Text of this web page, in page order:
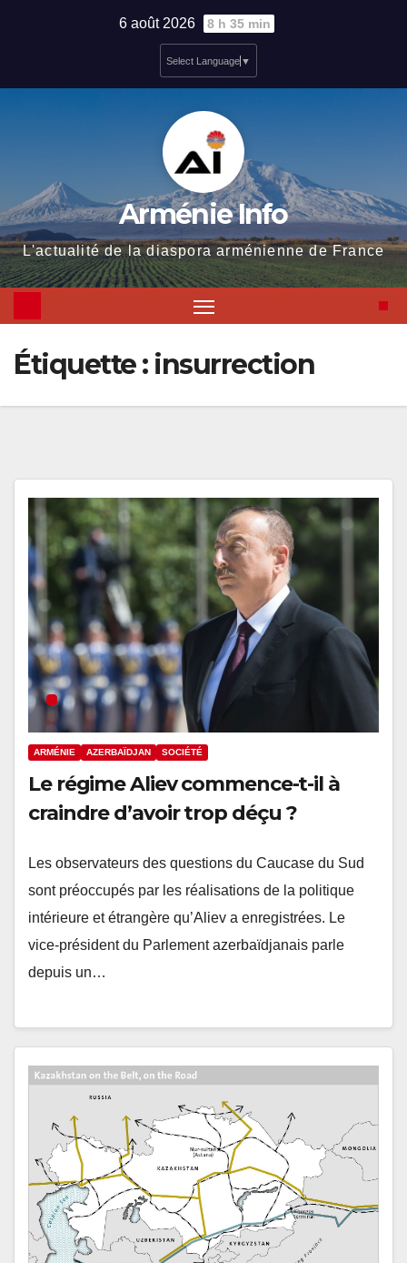
6 août 2026 8 h 35 min
Select Language ▼
Arménie Info
L'actualité de la diaspora arménienne de France
Étiquette : insurrection
ARMÉNIE AZERBAÏDJAN SOCIÉTÉ
Le régime Aliev commence-t-il à
craindre d’avoir trop déçu ?
Les observateurs des questions du Caucase du Sud
sont préoccupés par les réalisations de la politique
intérieure et étrangère qu’Aliev a enregistrées. Le
vice-président du Parlement azerbaïdjanais parle
depuis un…